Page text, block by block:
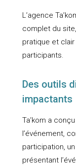
L’agence
complet du
pratique et
participants.
Des outils
impactants
Ta’kom a
l’événement,
participation,
présentant